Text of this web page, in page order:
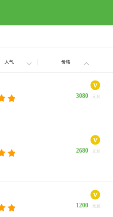
人气 价格
3080 元起
2680 元起
1200 元起